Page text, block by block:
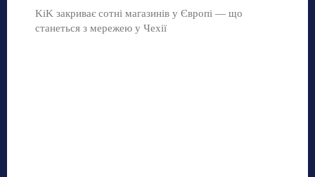
KiK закриває сотні магазинів у Європі — що
станеться з мережею у Чехії